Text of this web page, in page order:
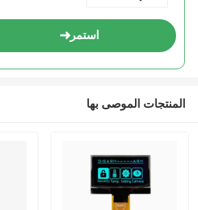
استمر
المنتجات الموصى بها